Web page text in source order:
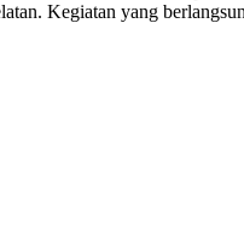
Kegiatan yang